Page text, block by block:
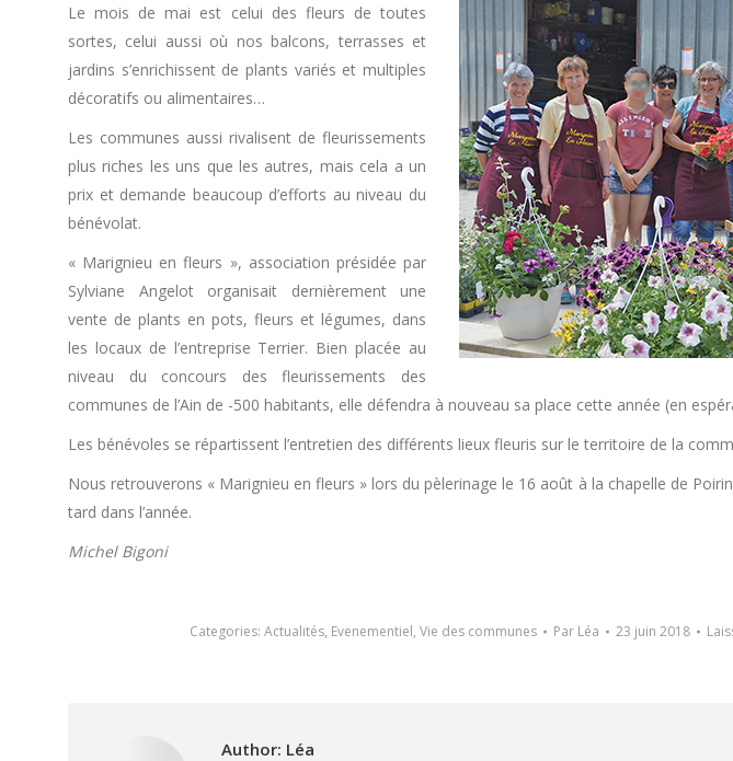
Le mois de mai est celui des fleurs de toutes
sortes, celui aussi où nos balcons, terrasses et
jardins s’enrichissent de plants variés et multiples
décoratifs ou alimentaires…
Les communes aussi rivalisent de fleurissements
plus riches les uns que les autres, mais cela a un
prix et demande beaucoup d’efforts au niveau du
bénévolat.
« Marignieu en fleurs », association présidée par
Sylviane Angelot organisait dernièrement une
vente de plants en pots, fleurs et légumes, dans
les locaux de l’entreprise Terrier. Bien placée au
niveau du concours des fleurissements des
communes de l’Ain de -500 habitants, elle défendra à nouveau sa place cette année (en
Les bénévoles se répartissent l’entretien des différents lieux fleuris sur le territoire de la
Nous retrouverons « Marignieu en fleurs » lors du pèlerinage le 16 août à la chapelle de
tard dans l’année.
Michel Bigoni
Categories: Actualités, Evenementiel, Vie des communes Par Léa 23 juin 2018
Author: Léa